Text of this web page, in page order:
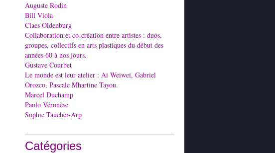
Auguste Rodin
Bill Viola
Claes Oldenburg
Collaboration et co-création entre artistes : duos,
groupes, collectifs en arts plastiques du début des
années 60 à nos jours.
Gustave Courbet
Le monde est leur atelier : Ai Weiwei, Gabriel
Orozco, Pascale Mhartine Tayou.
Marcel Duchamp
Paolo Véronèse
Sophie Taueber-Arp
Catégories